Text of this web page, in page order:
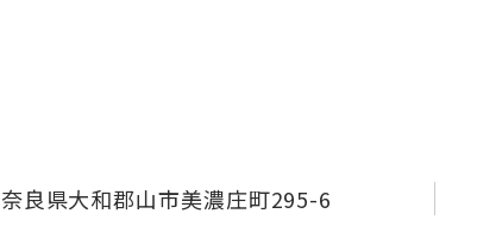
奈良県大和郡山市美濃庄町295-6